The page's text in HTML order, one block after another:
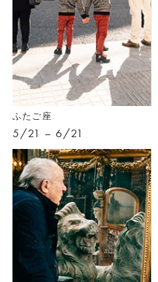
ふたご座
5/21 – 6/21